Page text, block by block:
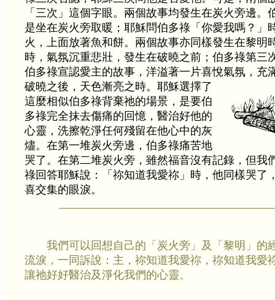
「三次」這個字眼。兩個故事均發生在炭火旁邊。
是坐在炭火旁取暖；耶穌問伯多祿「你愛我嗎？」
火，上面放著魚和餅。兩個故事亦同樣發生在黎明
時，氣氛沉重悲壯，發生在破曉之前；伯多祿第三
伯多祿宣認愛主的故事，洋溢著一片喜悅氣氛，充
破曉之後，天色漸亮之時。 耶穌選擇了
這麼相似伯多祿背棄祂的場景，是要伯
多祿完全抹去傷痛的回憶，醫治好他的
心靈，洗擦乾淨任何殘留在他心中的灰
燼。在第一堆炭火旁邊，伯多祿痛苦地
哭了。在第二堆炭火旁，雖然福音沒有記錄，但我
祿回答耶穌說：「祢知道我愛祢」時，他同樣哭了
喜交集的眼淚。
我們可以回想自己的「炭火旁」及「黎明」的
流淚，一同訴說：主，祢知道我愛祢，祢知道我愛
讓祂好好醫治及淨化我們的心靈。